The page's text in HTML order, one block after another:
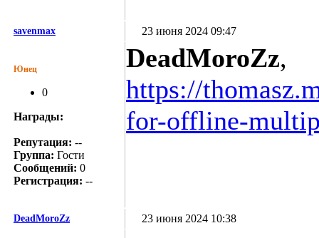
savenmax 23 июня 2024 09:47
Юнец
0
Награды:
Репутация: --
Группа: Гости
Сообщений: 0
Регистрация: --
DeadMoroZz,
https://
for-offline-
DeadMoroZz 23 июня 2024 10:38